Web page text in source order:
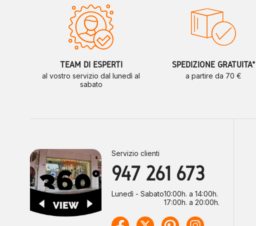
TEAM DI ESPERTI
al vostro servizio dal lunedì al
sabato
SPEDIZIONE GRATUITA*
a partire da 70 €
Servizio clienti
947 261 673
Lunedì - Sabato10:00h. a 14:00h.
17:00h. a 20:00h.